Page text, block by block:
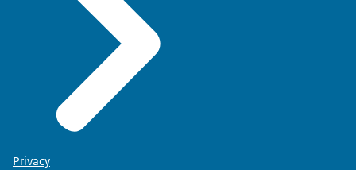
Privacy